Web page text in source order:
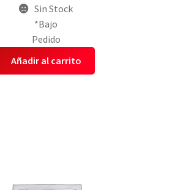
Sin Stock
*Bajo
Pedido
Añadir al carrito